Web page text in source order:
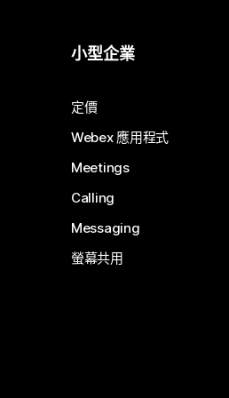
小型企業
定價
Webex 應用程式
Meetings
Calling
Messaging
螢幕共用